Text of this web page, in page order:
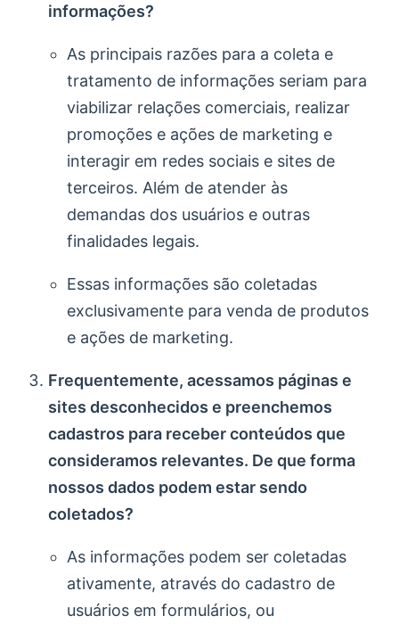
informações?
As principais razões para a coleta e
tratamento de informações seriam para
viabilizar relações comerciais, realizar
promoções e ações de marketing e
interagir em redes sociais e sites de
terceiros. Além de atender às
demandas dos usuários e outras
finalidades legais.
Essas informações são coletadas
exclusivamente para venda de produtos
e ações de marketing.
Frequentemente, acessamos páginas e
sites desconhecidos e preenchemos
cadastros para receber conteúdos que
consideramos relevantes. De que forma
nossos dados podem estar sendo
coletados?
As informações podem ser coletadas
ativamente, através do cadastro de
usuários em formulários, ou